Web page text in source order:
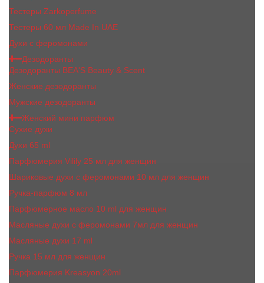
Тестеры Zarkoperfume
Тестеры 60 мл Made In UAE
Духи с феромонами
Дезодоранты
Дезодоранты BEA'S Beauty & Scent
Женские дезодоранты
Мужские дезодоранты
Женский мини парфюм
Сухие духи
Духи 65 ml
Парфюмерия Vilily 25 мл для женщин
Шариковые духи с феромонами 10 мл для женщин
Ручка-парфюм 8 мл
Парфюмерное масло 10 ml для женщин
Масляные духи c феромонами 7мл для женщин
Масляные духи 17 ml
Ручка 15 мл для женщин
Парфюмерия Kreasyon 20ml